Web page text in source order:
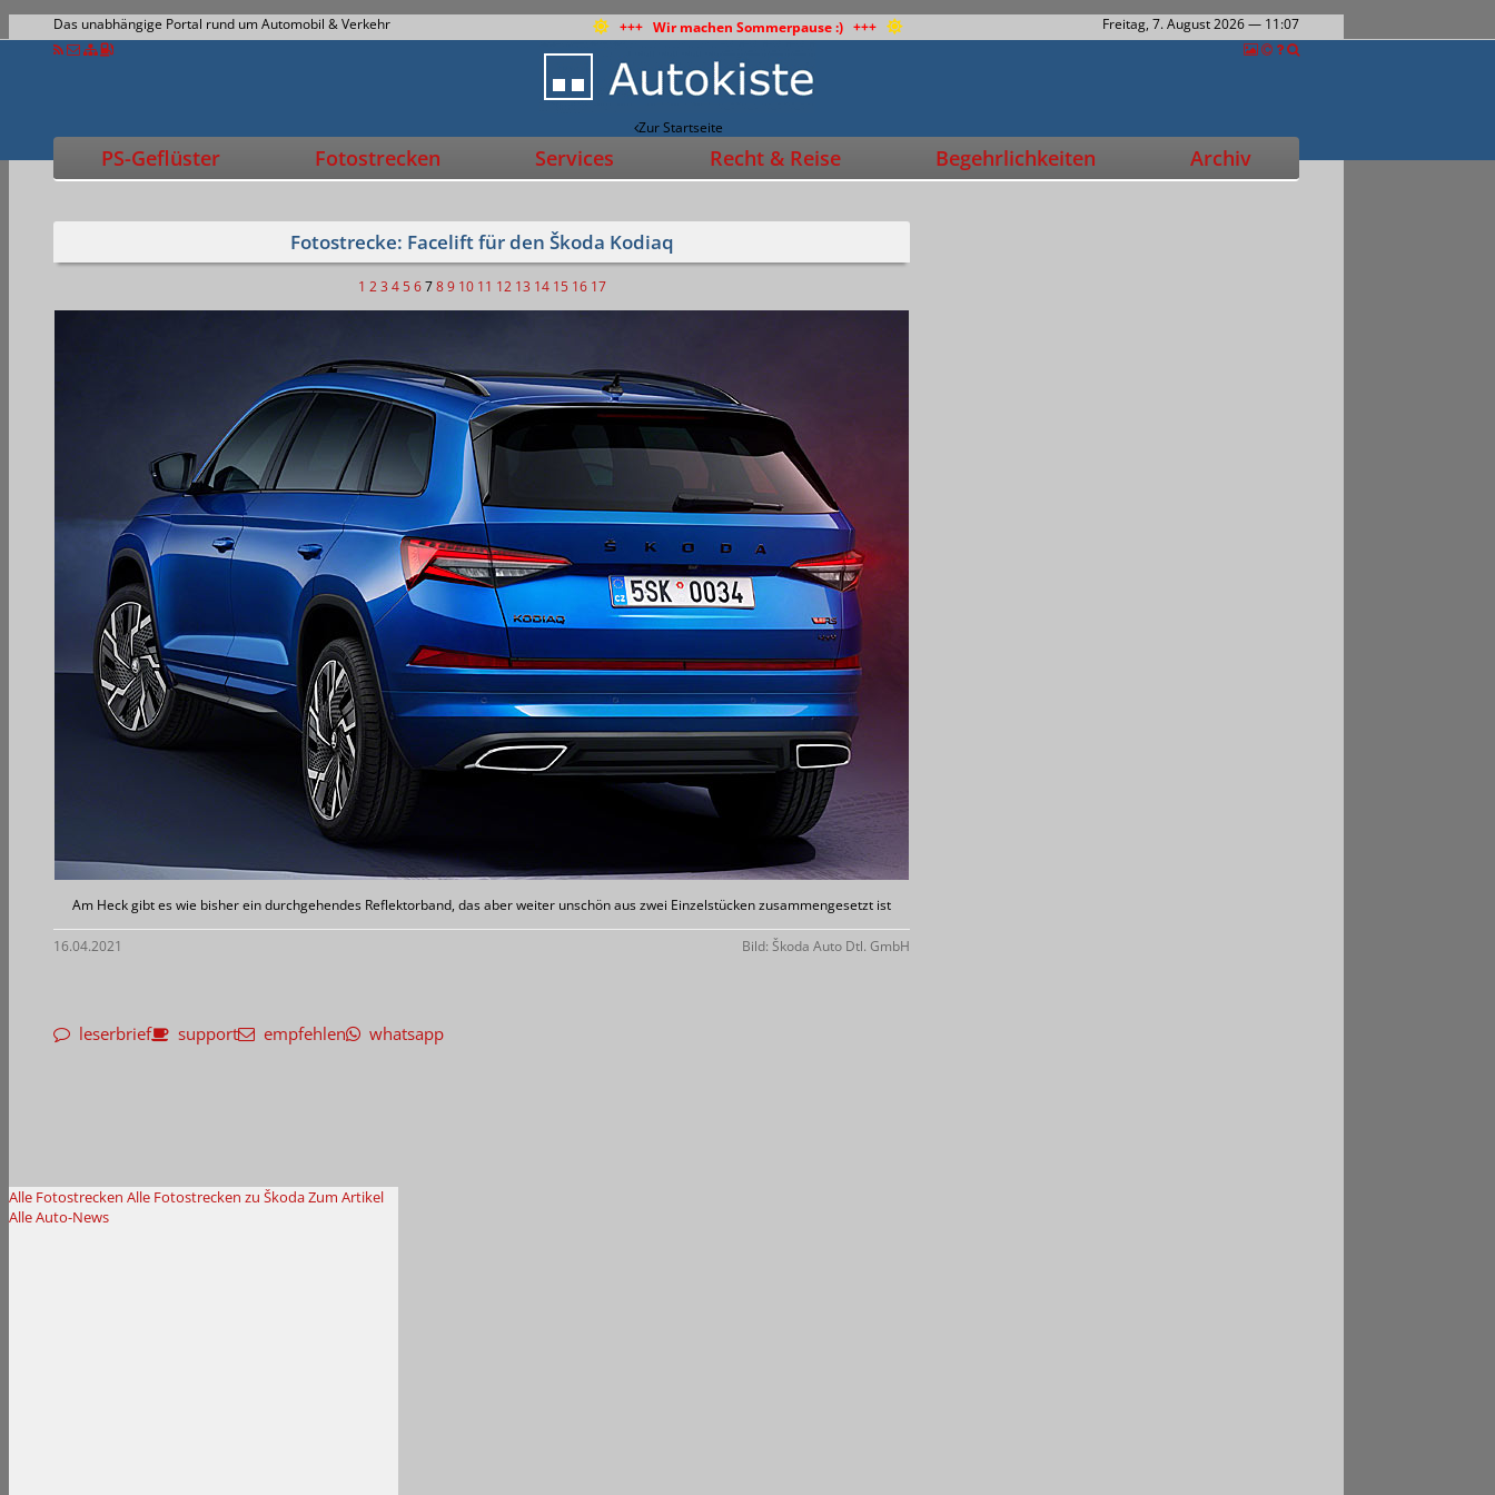
Das unabhängige Portal rund um Automobil & Verkehr +++ Wir machen Sommerpause :) +++ Freitag, 7. August 2026— 11:07
Zur Startseite
PS-Geflüster Fotostrecken Services Recht & Reise Begehrlichkeiten Archiv
Fotostrecke: Facelift für den Škoda Kodiaq
1 2 3 4 5 6 7 8 9 10 11 12 13 14 15 16 17
Am Heck gibt es wie bisher ein durchgehendes Reflektorband, das aber weiter unschön aus zwei Einzelstücken zusammengesetzt ist
16.04.2021 Bild: Škoda Auto Dtl. GmbH
leserbrief support empfehlen whatsapp
Alle Fotostrecken Alle Fotostrecken zu ŠkodaZum Artikel
Alle Auto-News